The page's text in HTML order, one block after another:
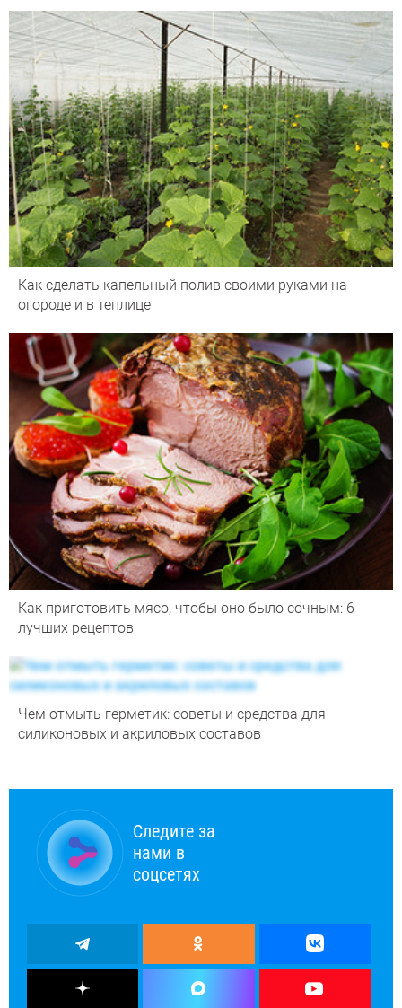
Как сделать капельный полив своими руками на
огороде и в теплице
Как приготовить мясо, чтобы оно было сочным: 6
лучших рецептов
Чем отмыть герметик: советы и средства для
силиконовых и акриловых составов
Следите за
нами в
соцсетях